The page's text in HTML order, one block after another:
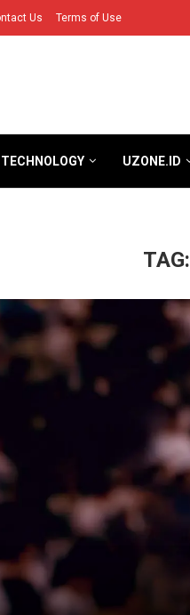
Us Terms of Use
TECHNOLOGY UZONE.ID
TAG: